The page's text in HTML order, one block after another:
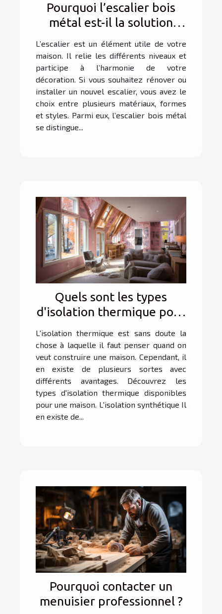
Pourquoi l’escalier bois
métal est-il la solution
parfaite pour allier
élégance et durabilité
dans votre intérieur ?
L’escalier est un élément utile de votre
maison. Il relie les différents niveaux et
participe à l’harmonie de votre
décoration. Si vous souhaitez rénover ou
installer un nouvel escalier, vous avez le
choix entre plusieurs matériaux, formes
et styles. Parmi eux, l’escalier bois métal
se distingue...
Quels sont les types
d'isolation thermique pour
L'isolation thermique est sans doute la
chose à laquelle il faut penser quand on
veut construire une maison. Cependant, il
en existe de plusieurs sortes avec
différents avantages. Découvrez les
types d'isolation thermique disponibles
pour une maison. L'isolation synthétique Il
en existe de...
Pourquoi contacter un
menuisier professionnel ?